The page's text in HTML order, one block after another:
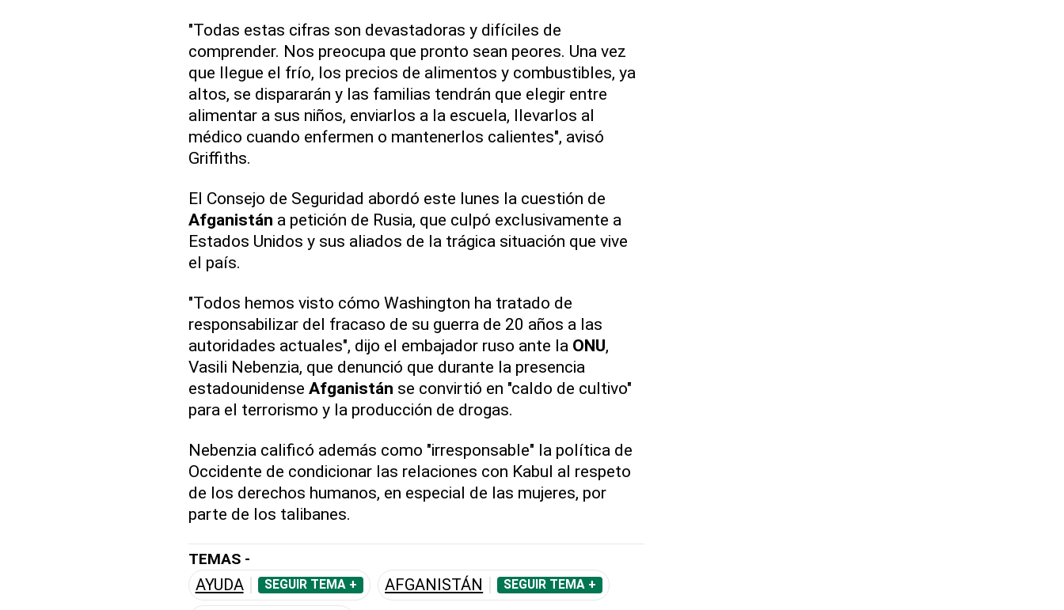
"Todas estas cifras son devastadoras y difíciles de
comprender. Nos preocupa que pronto sean peores. Una vez
que llegue el frío, los precios de alimentos y combustibles, ya
altos, se dispararán y las familias tendrán que elegir entre
alimentar a sus niños, enviarlos a la escuela, llevarlos al
médico cuando enfermen o mantenerlos calientes", avisó
Griffiths.
El Consejo de Seguridad abordó este lunes la cuestión de
Afganistán a petición de Rusia, que culpó exclusivamente a
Estados Unidos y sus aliados de la trágica situación que vive
el país.
"Todos hemos visto cómo Washington ha tratado de
responsabilizar del fracaso de su guerra de 20 años a las
autoridades actuales", dijo el embajador ruso ante la ONU,
Vasili Nebenzia, que denunció que durante la presencia
estadounidense Afganistán se convirtió en "caldo de cultivo"
para el terrorismo y la producción de drogas.
Nebenzia calificó además como "irresponsable" la política de
Occidente de condicionar las relaciones con Kabul al respeto
de los derechos humanos, en especial de las mujeres, por
parte de los talibanes.
TEMAS -
AYUDA SEGUIR TEMA + AFGANISTÁN SEGUIR TEMA +